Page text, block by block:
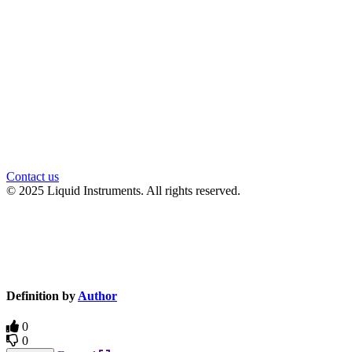
Contact us
© 2025 Liquid Instruments. All rights reserved.
Definition by Author
0
0